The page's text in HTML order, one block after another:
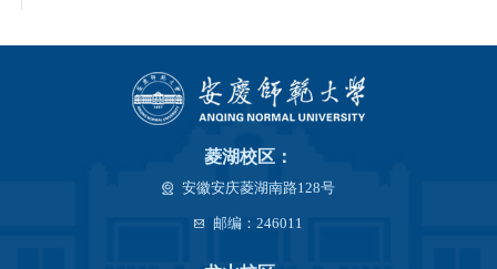
菱湖校区：
安徽安庆菱湖南路128号
邮编：246011